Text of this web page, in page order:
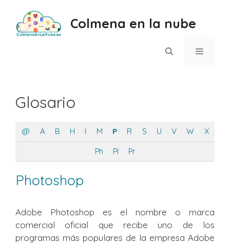
contenido
Colmena en la nube
Glosario
@ A B H I M P R S U V W X
Ph Pí Pr
Photoshop
Adobe Photoshop es el nombre o marca
comercial oficial que recibe uno de los
programas más populares de la empresa Adobe